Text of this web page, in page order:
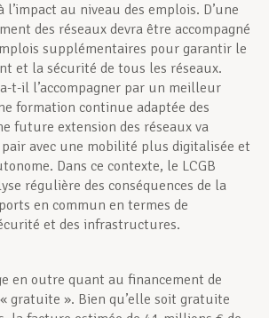
au niveau des emplois. D’une
des réseaux devra être accompagné
supplémentaires pour garantir le
et la sécurité de tous les réseaux.
t-il l’accompagner par un meilleur
formation continue adaptée des
future extension des réseaux va
avec une mobilité plus digitalisée et
Dans ce contexte, le LCGB
régulière des conséquences de la
en commun en termes de
et des infrastructures.
en outre quant au financement de
gratuite ». Bien qu’elle soit gratuite